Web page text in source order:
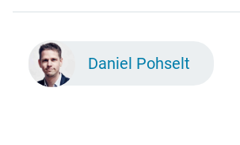
Daniel Pohselt